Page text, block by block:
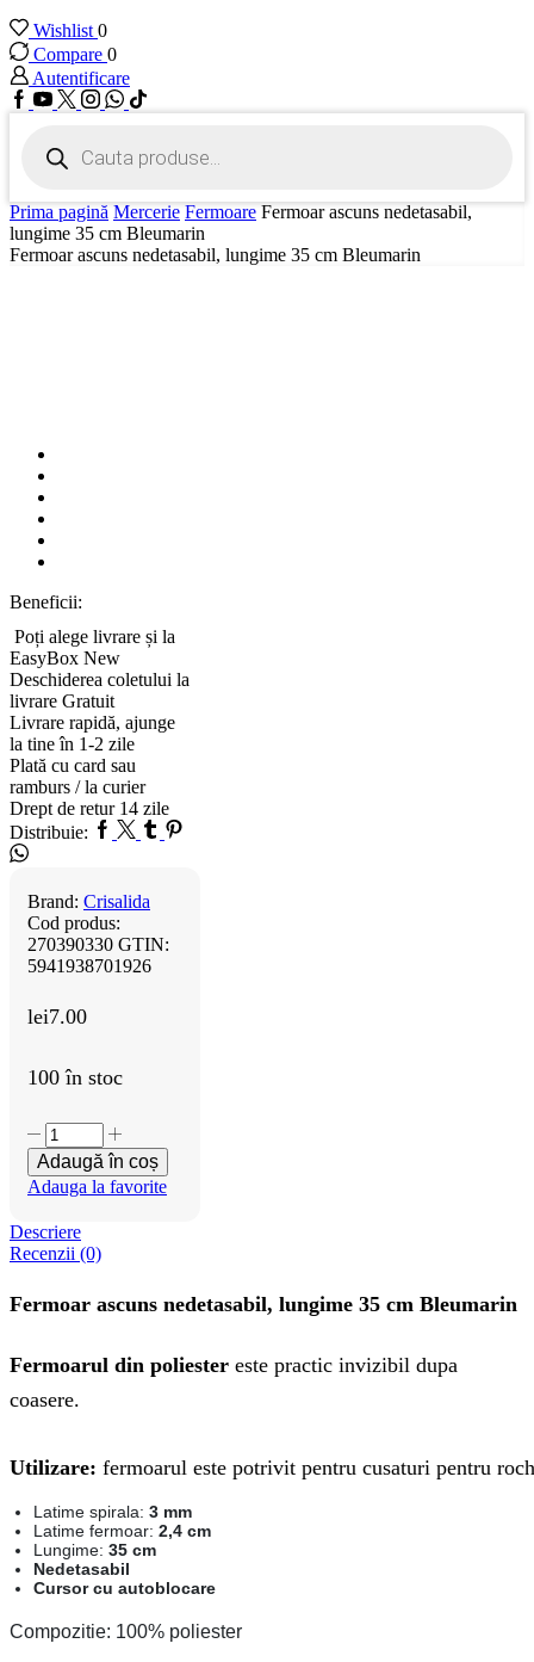
Wishlist 0
Compare 0
Autentificare
Facebook
Youtube
Twitter
Instagram
Whatssap
Tik-
search
Prima pagină Mercerie Fermoare Fermoar ascuns nedetasabil,
lungime 35 cm Bleumarin
Fermoar ascuns nedetasabil, lungime 35 cm Bleumarin
Beneficii:
Poți alege livrare și la
EasyBox New
Deschiderea coletului la
livrare Gratuit
Livrare rapidă, ajunge
la tine în 1-2 zile
Plată cu card sau
ramburs / la curier
Drept de retur 14 zile
Distribuie: Facebook
Twitter
TumblrPinterest
Brand: Crisalida
Cod produs:
270390330 GTIN:
5941938701926
lei7.00
100 în stoc
Cantitate
Fermoar
ascuns
nedetasabil,
35
cm
Adaugă în coș
Adauga la favorite
Descriere
Recenzii (0)
Fermoar ascuns nedetasabil, lungime 35 cm Bleumarin
Fermoarul din poliester este practic invizibil dupa
coasere.
Utilizare: fermoarul este potrivit pentru cusaturi pentru
Latime spirala: 3 mm
Latime fermoar: 2,4 cm
Lungime: 35 cm
Nedetasabil
Cursor cu autoblocare
Compozitie: 100% poliester